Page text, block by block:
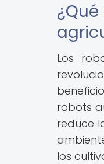
Los
robots
reduce
los